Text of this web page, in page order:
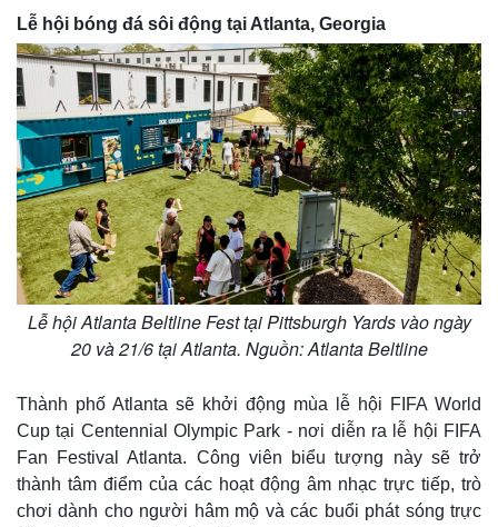
Lễ hội bóng đá sôi động tại Atlanta, Georgia
Lễ hội Atlanta Beltline Fest tại Pittsburgh Yards vào ngày
20 và 21/6 tại Atlanta. Nguồn: Atlanta Beltline
Thành phố Atlanta sẽ khởi động mùa lễ hội FIFA World
Cup tại Centennial Olympic Park - nơi diễn ra lễ hội FIFA
Fan Festival Atlanta. Công viên biểu tượng này sẽ trở
thành tâm điểm của các hoạt động âm nhạc trực tiếp, trò
chơi dành cho người hâm mộ và các buổi phát sóng trực